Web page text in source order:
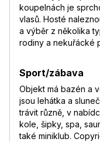
koupelnách je
vlasů. Hosté
a výběr z několika
rodiny a nekuřácké
Sport/zábava
Objekt má bazén a
jsou lehátka a
trávit různě, v
kole, šipky, spa,
také miniklub.